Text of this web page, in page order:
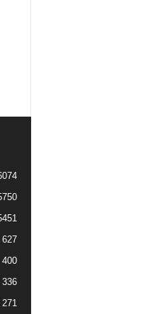
627
400
336
271